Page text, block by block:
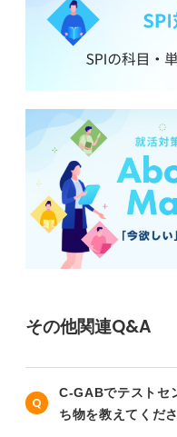
その他関連Q&A
C-GABでテストセ
ち物を教えてくださ